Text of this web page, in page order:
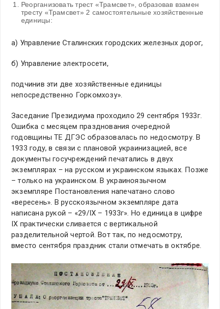
Реорганизовать трест «Трамсвет», образовав взамен
тресту «Трамсвет» 2 самостоятельные хозяйственные
единицы:
а) Управление Сталинских городских железных дорог,
б) Управление электросети,
подчинив эти две хозяйственные единицы
непосредственно Горкомхозу».
Заседание Президиума проходило 29 сентября 1933г.
Ошибка с месяцем празднования очередной
годовщины ТЕ ДГЭС образовалась по недосмотру. В
1933 году, в связи с плановой украинизацией, все
документы госучреждений печатались в двух
экземплярах – на русском и украинском языках. Позже
– только на украинском. В украиноязычном
экземпляре Постановления напечатано слово
«вересень». В русскоязычном экземпляре дата
написана рукой – «29/IХ – 1933г». Но единица в цифре
IХ практически сливается с вертикальной
разделительной чертой. Вот так, по недосмотру,
вместо сентября праздник стали отмечать в октябре.